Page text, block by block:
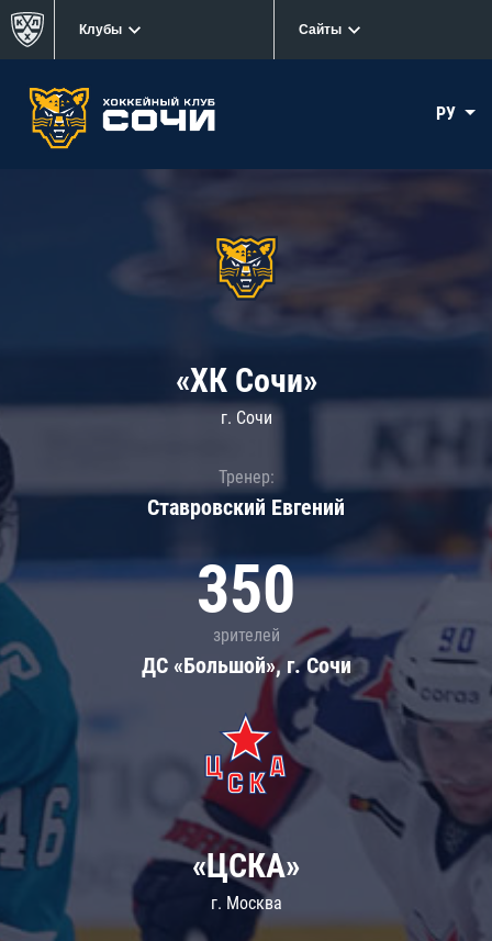
Клубы Сайты
РУ
«ХК Сочи»
г. Сочи
Тренер:
Ставровский Евгений
350
зрителей
ДС «Большой», г. Сочи
«ЦСКА»
г. Москва